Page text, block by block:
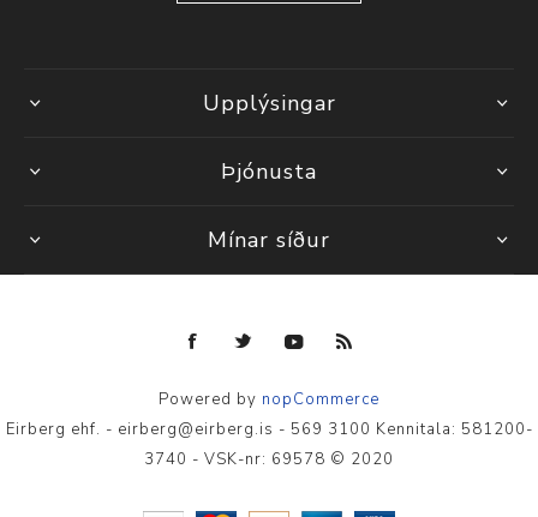
Upplýsingar
Þjónusta
Mínar síður
Powered by nopCommerce
Eirberg ehf. - eirberg@eirberg.is - 569 3100 Kennitala: 581200-
3740 - VSK-nr: 69578 © 2020